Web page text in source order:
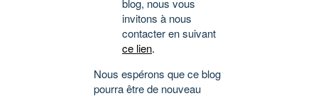
blog, nous vous
invitons à nous
contacter en suivant
ce lien.
Nous espérons que ce blog
pourra être de nouveau